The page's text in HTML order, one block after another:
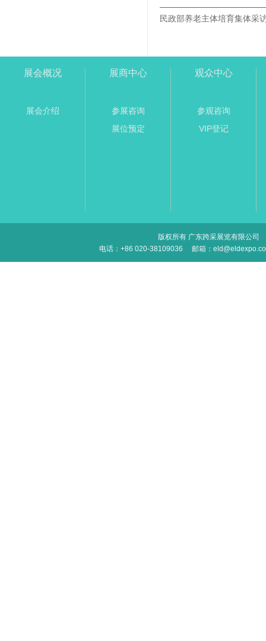
展会概况
展会介绍
展商中心
参展咨询
展位预定
观众中心
参观咨询
VIP登记
版权所有 广东跨采展览有限公司
电话：+86 020-38109036
邮箱：